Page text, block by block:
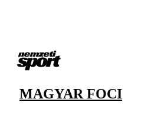
MAGYAR FOCI